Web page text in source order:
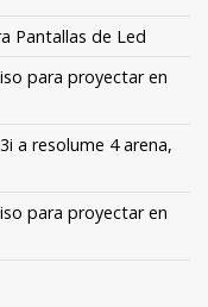
Pantallas de Led
para proyectar en
a resolume 4 arena,
para proyectar en